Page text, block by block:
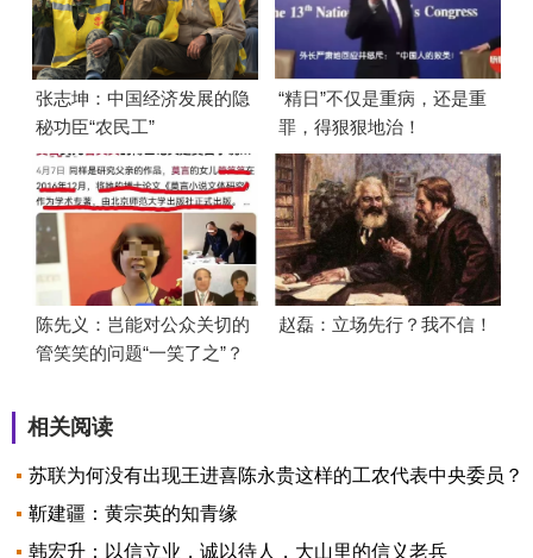
张志坤：中国经济发展的隐
秘功臣“农民工”
“精日”不仅是重病，还是重
罪，得狠狠地治！
陈先义：岂能对公众关切的
管笑笑的问题“一笑了之”？
赵磊：立场先行？我不信！
相关阅读
苏联为何没有出现王进喜陈永贵这样的工农代表中央委员？
靳建疆：黄宗英的知青缘
韩宏升：以信立业，诚以待人，大山里的信义老兵